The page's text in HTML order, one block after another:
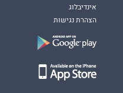
אינדיבלוג
הצהרת נגישות